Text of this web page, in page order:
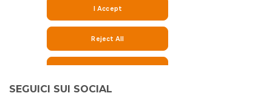
SEGUICI SUI SOCIAL